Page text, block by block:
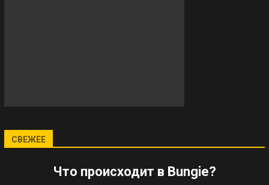
СВЕЖЕЕ
Что происходит в Bungie?